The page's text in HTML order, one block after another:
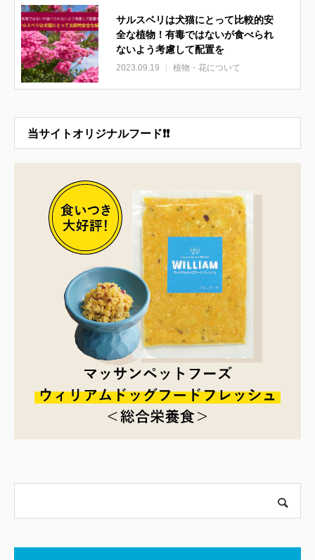
サルスベリは犬猫にとって比較的安
全な植物！有毒ではないが食べられ
ないよう考慮して配置を
2023.09.19 植物・花について
当サイトオリジナルフード❗❗